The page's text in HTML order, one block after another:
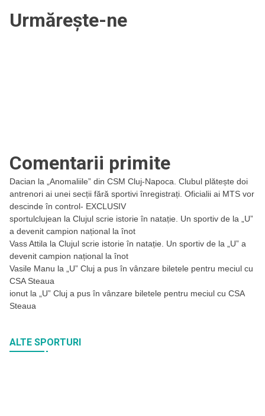
Urmărește-ne
Comentarii primite
Dacian la „Anomaliile” din CSM Cluj-Napoca. Clubul plătește doi
antrenori ai unei secții fără sportivi înregistrați. Oficialii ai MTS vor
descinde în control- EXCLUSIV
sportulclujean la Clujul scrie istorie în natație. Un sportiv de la „U”
a devenit campion național la înot
Vass Attila la Clujul scrie istorie în natație. Un sportiv de la „U” a
devenit campion național la înot
Vasile Manu la „U” Cluj a pus în vânzare biletele pentru meciul cu
CSA Steaua
ionut la „U” Cluj a pus în vânzare biletele pentru meciul cu CSA
Steaua
ALTE SPORTURI